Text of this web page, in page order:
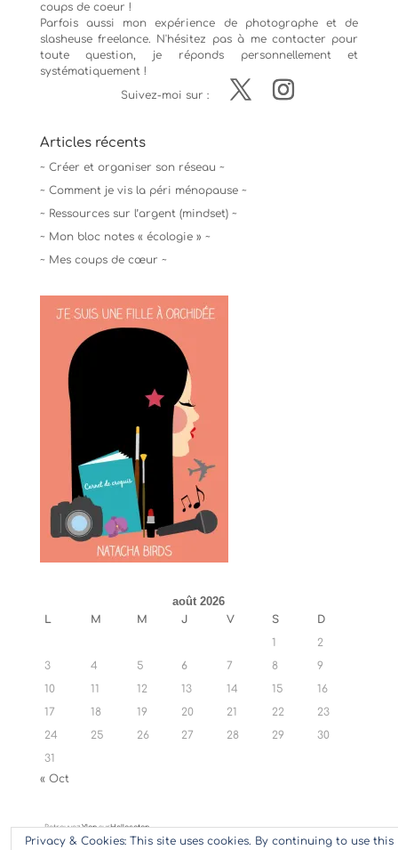
coups de coeur !
Parfois aussi mon expérience de photographeet de
slasheuse freelance. N'hésitez pas à me contacter pour
toute question, je réponds personnellement et
systématiquement !
Suivez-moi sur :
Articles récents
~ Créer et organiser son réseau ~
~ Comment je vis la péri ménopause ~
~ Ressources sur l’argent (mindset) ~
~ Mon bloc notes « écologie » ~
~ Mes coups de cœur ~
août 2026
L M M J V S
D
1
2
3
4 5 6 7 8
9
10
11 12 13 14 15
16
17
18 19 20 21 22
23
24
25 26 27 28 29
30
31
« Oct
RetrouvezYlansurHellocoton
Privacy & Cookies: This site uses cookies. By continuing to use this